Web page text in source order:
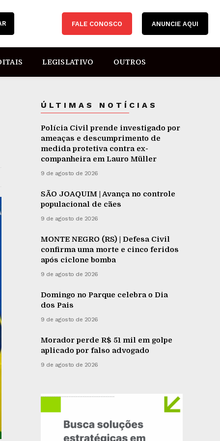
FALE CONOSCO ANUNCIE AQUI
LEGISLATIVO OUTROS
ÚLTIMAS NOTÍCIAS
Polícia Civil prende investigado por
ameaças e descumprimento de
medida protetiva contra ex-
companheira em Lauro Müller
9 de agosto de 2026
SÃO JOAQUIM | Avança no controle
populacional de cães
9 de agosto de 2026
MONTE NEGRO (RS) | Defesa Civil
confirma uma morte e cinco feridos
após ciclone bomba
9 de agosto de 2026
Domingo no Parque celebra o Dia
dos Pais
9 de agosto de 2026
Morador perde R$ 51 mil em golpe
aplicado por falso advogado
9 de agosto de 2026